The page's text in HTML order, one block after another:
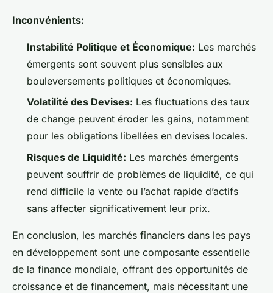
Inconvénients:
Instabilité Politique et Économique: Les marchés
émergents sont souvent plus sensibles aux
bouleversements politiques et économiques.
Volatilité des Devises: Les fluctuations des taux
de change peuvent éroder les gains, notamment
pour les obligations libellées en devises locales.
Risques de Liquidité: Les marchés émergents
peuvent souffrir de problèmes de liquidité, ce qui
rend difficile la vente ou l’achat rapide d’actifs
sans affecter significativement leur prix.
En conclusion, les marchés financiers dans les pays
en développement sont une composante essentielle
de la finance mondiale, offrant des opportunités de
croissance et de financement, mais nécessitant une